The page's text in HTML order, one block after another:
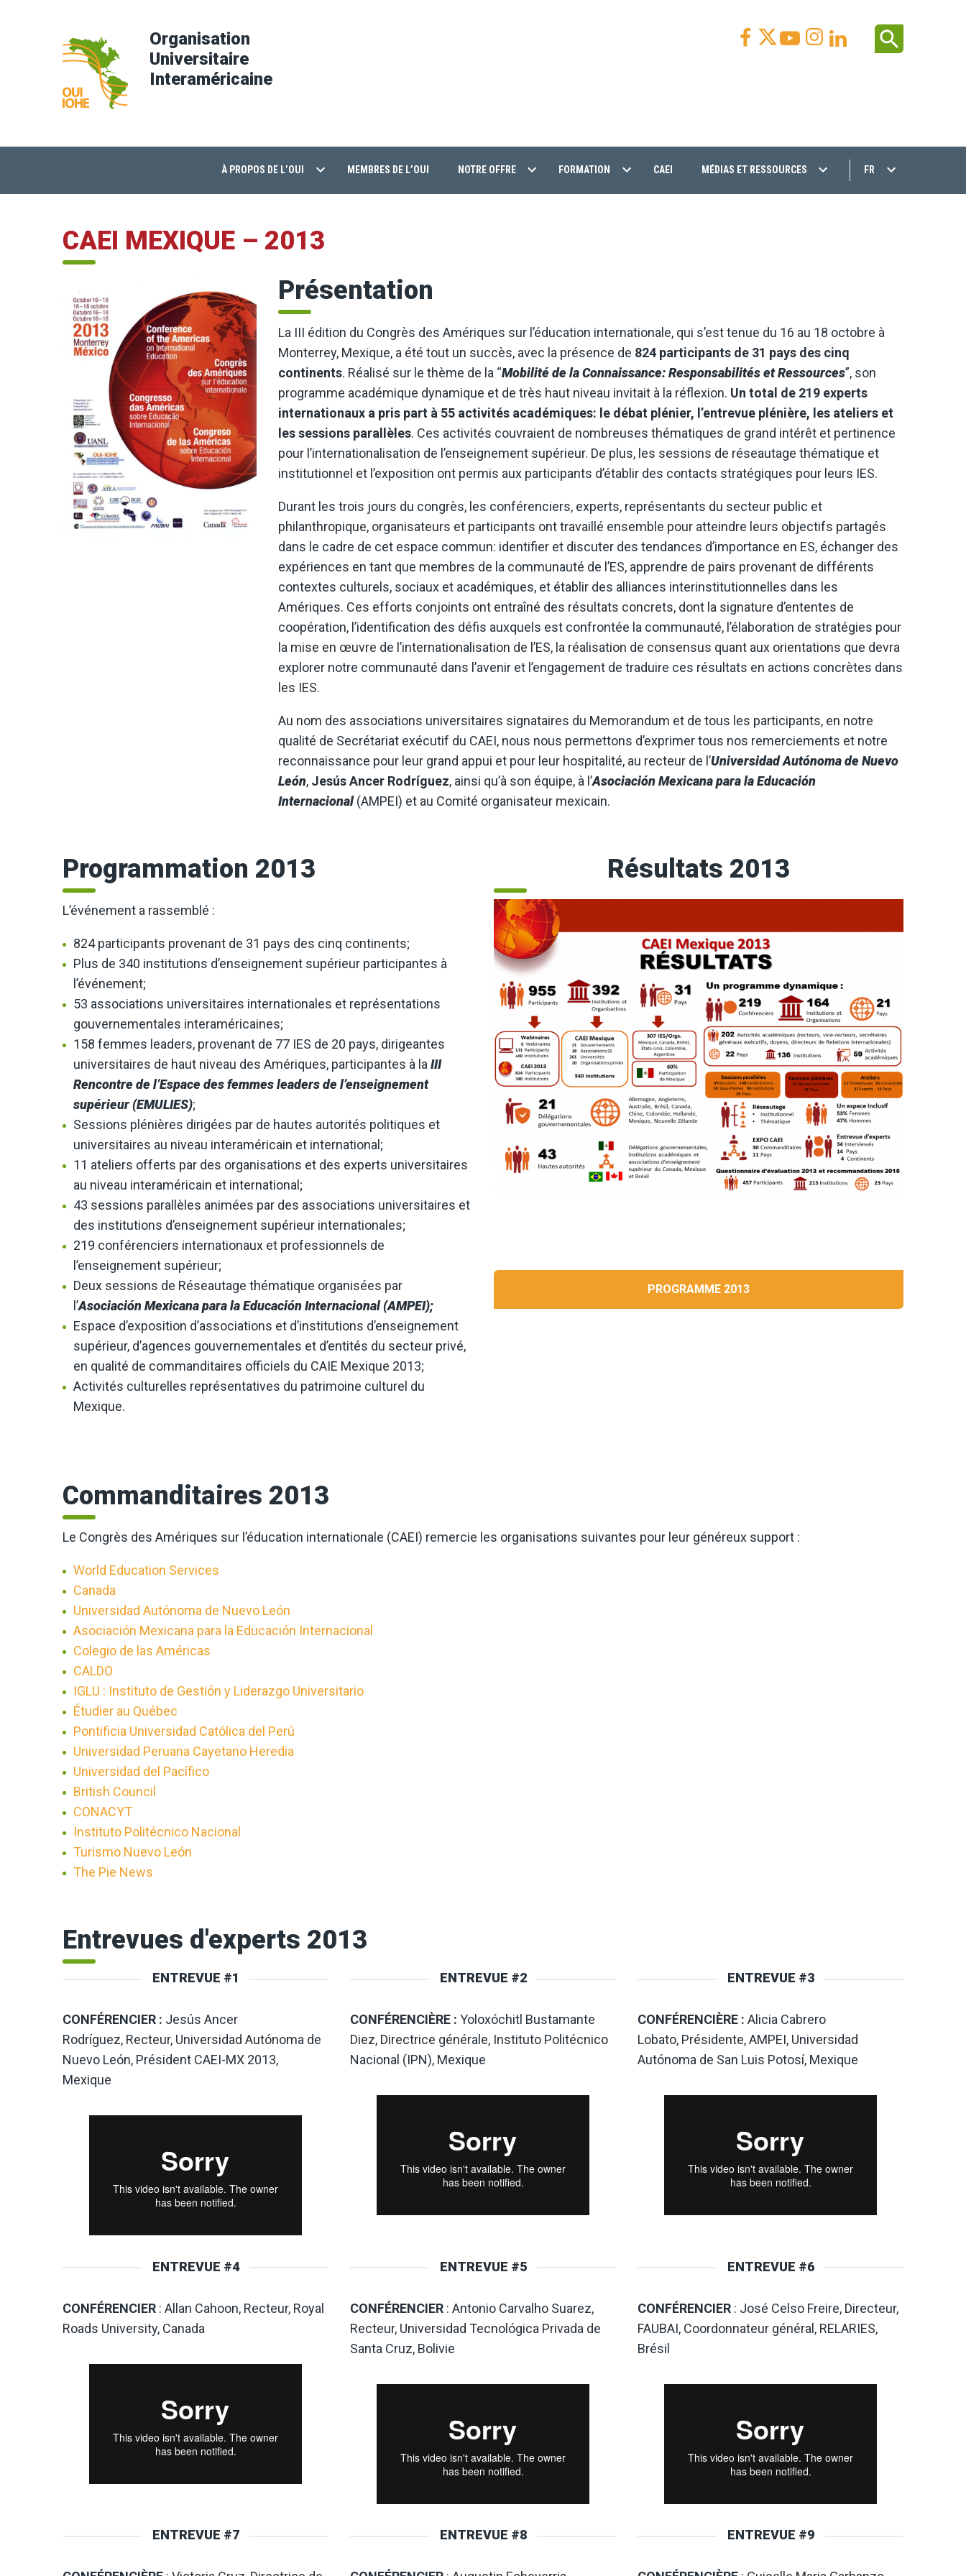
Organisation
Universitaire
Interaméricaine
 Facebook
 Youtube
Instagram
 Linkedin
search
À PROPOS DE L’OUI MEMBRES DE L’OUI NOTRE OFFRE FORMATION CAEI MÉDIAS ET RESSOURCES FR
CAEI MEXIQUE – 2013
Présentation
La III édition du Congrès des Amériques sur l’éducation internationale, qui s’est tenue du 16 au 18 octobre à
Monterrey, Mexique, a été tout un succès, avec la présence de 824 participants de 31 pays des cinq
continents. Réalisé sur le thème de la “Mobilité de la Connaissance: Responsabilités et Ressources”, son
programme académique dynamique et de très haut niveau invitait à la réflexion. Un total de 219 experts
internationaux a pris part à 55 activités académiques: le débat plénier, l’entrevue plénière, les ateliers et
les sessions parallèles. Ces activités couvraient de nombreuses thématiques de grand intérêt et pertinence
pour l’internationalisation de l’enseignement supérieur. De plus, les sessions de réseautage thématique et
institutionnel et l’exposition ont permis aux participants d’établir des contacts stratégiques pour leurs IES.
Durant les trois jours du congrès, les conférenciers, experts, représentants du secteur public et
philanthropique, organisateurs et participants ont travaillé ensemble pour atteindre leurs objectifs partagés
dans le cadre de cet espace commun: identifier et discuter des tendances d’importance en ES, échanger des
expériences en tant que membres de la communauté de l’ES, apprendre de pairs provenant de différents
contextes culturels, sociaux et académiques, et établir des alliances interinstitutionnelles dans les
Amériques. Ces efforts conjoints ont entraîné des résultats concrets, dont la signature d’ententes de
coopération, l’identification des défis auxquels est confrontée la communauté, l’élaboration de stratégies pour
la mise en œuvre de l’internationalisation de l’ES, la réalisation de consensus quant aux orientations que devra
explorer notre communauté dans l’avenir et l’engagement de traduire ces résultats en actions concrètes dans
les IES.
Au nom des associations universitaires signataires du Memorandum et de tous les participants, en notre
qualité de Secrétariat exécutif du CAEI, nous nous permettons d’exprimer tous nos remerciements et notre
reconnaissance pour leur grand appui et pour leur hospitalité, au recteur de l’Universidad Autónoma de Nuevo
León, Jesús Ancer Rodríguez, ainsi qu’à son équipe, à l’Asociación Mexicana para la Educación
Internacional(AMPEI) et au Comité organisateur mexicain.
Programmation 2013
L’événement a rassemblé :
824 participants provenant de 31 pays des cinq continents;
Plus de 340 institutions d’enseignement supérieur participantes à
l’événement;
53 associations universitaires internationales et représentations
gouvernementales interaméricaines;
158 femmes leaders, provenant de 77 IES de 20 pays, dirigeantes
universitaires de haut niveau des Amériques, participantes à la III
Rencontre de l’Espace des femmes leaders de l’enseignement
supérieur (EMULIES);
Sessions plénières dirigées par de hautes autorités politiques et
universitaires au niveau interaméricain et international;
11 ateliers offerts par des organisations et des experts universitaires
au niveau interaméricain et international;
43 sessions parallèles animées par des associations universitaires et
des institutions d’enseignement supérieur internationales;
219 conférenciers internationaux et professionnels de
l’enseignement supérieur;
Deux sessions de Réseautage thématique organisées par
l’Asociación Mexicana para la Educación Internacional (AMPEI);
Espace d’exposition d’associations et d’institutions d’enseignement
supérieur, d’agences gouvernementales et d’entités du secteur privé,
en qualité de commanditaires officiels du CAIE Mexique 2013;
Activités culturelles représentatives du patrimoine culturel du
Mexique.
Résultats 2013
PROGRAMME 2013
Commanditaires 2013
Le Congrès des Amériques sur l’éducation internationale (CAEI) remercie les organisations suivantes pour leur généreux support :
World Education Services
Canada
Universidad Autónoma de Nuevo León
Asociación Mexicana para la Educación Internacional
Colegio de las Américas
CALDO
IGLU : Instituto de Gestión y Liderazgo Universitario
Étudier au Québec
Pontificia Universidad Católica del Perú
Universidad Peruana Cayetano Heredia
Universidad del Pacífico
British Council
CONACYT
Instituto Politécnico Nacional
Turismo Nuevo León
The Pie News
Entrevues d'experts 2013
ENTREVUE #1
CONFÉRENCIER : Jesús Ancer
Rodríguez, Recteur, Universidad Autónoma de
Nuevo León, Président CAEI-MX 2013,
Mexique
ENTREVUE #2
CONFÉRENCIÈRE : Yoloxóchitl Bustamante
Diez, Directrice générale, Instituto Politécnico
Nacional (IPN), Mexique
ENTREVUE #3
CONFÉRENCIÈRE : Alicia Cabrero
Lobato, Présidente, AMPEI, Universidad
Autónoma de San Luis Potosí, Mexique
ENTREVUE #4
CONFÉRENCIER : Allan Cahoon, Recteur, Royal
Roads University, Canada
ENTREVUE #5
CONFÉRENCIER : Antonio Carvalho Suarez,
Recteur, Universidad Tecnológica Privada de
Santa Cruz, Bolivie
ENTREVUE #6
CONFÉRENCIER : José Celso Freire, Directeur,
FAUBAI, Coordonnateur général, RELARIES,
Brésil
ENTREVUE #7 ENTREVUE #8 ENTREVUE #9